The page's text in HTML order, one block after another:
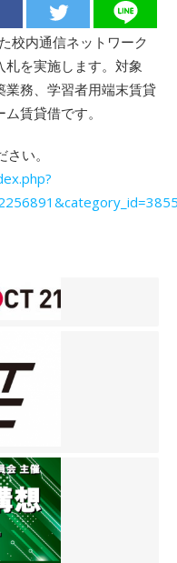
校内通信ネットワーク
を実施します。対象
業務、学習者用端末賃貸
賃貸借です。
い。